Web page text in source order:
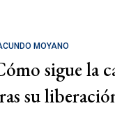
MOYANO
sigue la
su